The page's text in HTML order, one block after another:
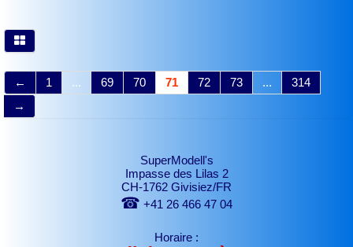
← 1 ... 69 70 71 72 73 ...
314
→
SuperModell's
Impasse des Lilas 2
CH-1762 Givisiez/FR
☎ +41 26 466 47 04
Horaire :